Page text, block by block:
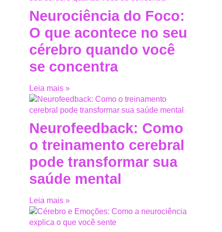
Neurociência do Foco:
O que acontece no seu
cérebro quando você
se concentra
Leia mais »
Neurofeedback: Como
o treinamento cerebral
pode transformar sua
saúde mental
Leia mais »